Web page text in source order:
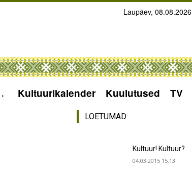
Laupäev, 08.08.2026
Kultuurikalender Kuulutused TV
LOETUMAD
Kultuur! Kultuur?
04.03.2015 15.13